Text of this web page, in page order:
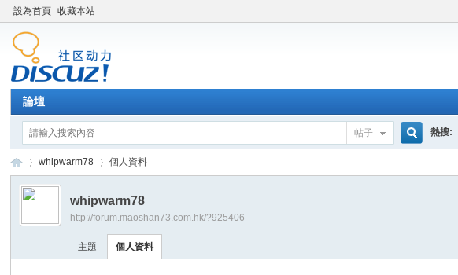
設為首頁 收藏本站
論壇
帖子 熱搜:
›
whipwarm78 個人資料
whipwarm78
http://forum.maoshan73.com.hk/?925406
主題 個人資料